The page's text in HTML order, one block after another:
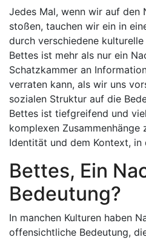
Jedes Mal, wenn wir auf den
stoßen, tauchen wir ein in
durch verschiedene
Bettes ist mehr als nur ein
Schatzkammer an
verraten kann, als wir uns
sozialen Struktur auf die
Bettes ist tiefgreifend und
komplexen Zusammenhänge
Identität und dem Kontext,
Bettes, Ein
Bedeutung?
In manchen Kulturen haben
offensichtliche Bedeutung,